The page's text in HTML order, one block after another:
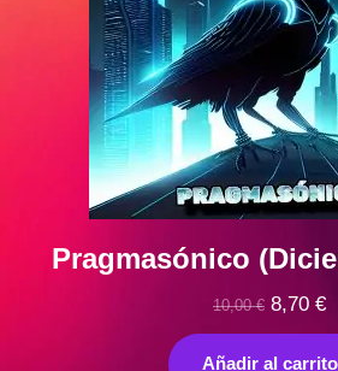
Pragmasónico
10,00€ El
precio
original
8,70 €El
Añadir al carrito